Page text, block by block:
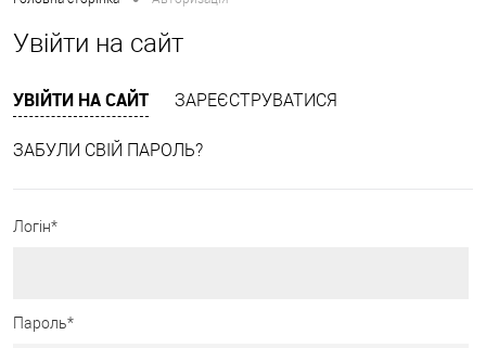
Увійти на сайт
УВІЙТИ НА САЙТ ЗАРЕЄСТРУВАТИСЯ
ЗАБУЛИ СВІЙ ПАРОЛЬ?
Логін*
Пароль*